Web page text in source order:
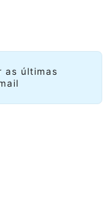
as últimas